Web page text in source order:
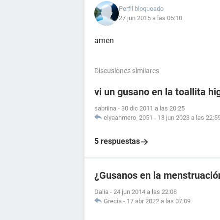
Perfil bloqueado
27 jun 2015 a las 05:10
amen
Discusiones similares
vi un gusano en la toallita
sabriina - 30 dic 2011 a las 20:25
elyaahmero_2051 - 13 jun 2023 a las
5 respuestas
¿Gusanos en la
Dalia - 24 jun 2014 a las 22:08
Grecia - 17 abr 2022 a las 07:09